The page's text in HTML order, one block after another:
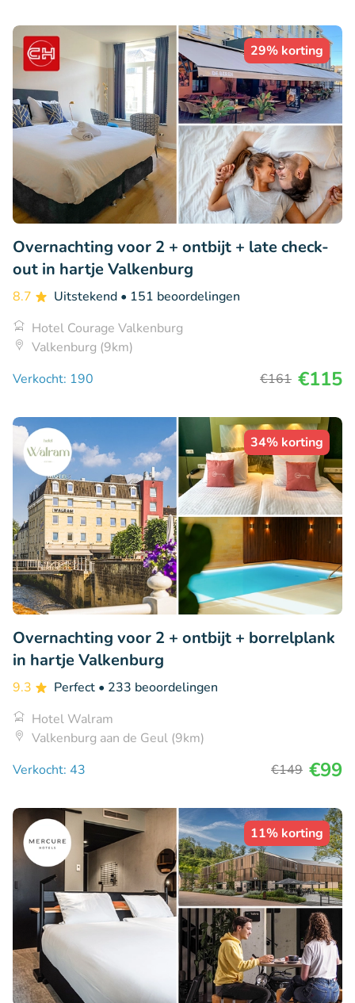
29% korting
Overnachting voor 2 + ontbijt + late check-
out in hartje Valkenburg
8.7 Uitstekend • 151 beoordelingen
Hotel Courage Valkenburg
Valkenburg (9km)
Verkocht: 190
€161 €115
34% korting
Overnachting voor 2 + ontbijt + borrelplank
in hartje Valkenburg
9.3 Perfect • 233 beoordelingen
Hotel Walram
Valkenburg aan de Geul (9km)
Verkocht: 43
€149 €99
11% korting